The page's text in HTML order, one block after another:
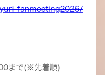
fanmeeting2026/
まで(※先着順)